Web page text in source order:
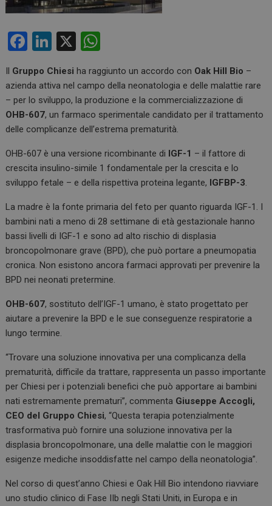
F
ce
b
o
o
k
Li
ke
dI
n
X
at
s
A
p
p
Il Gruppo Chiesi ha raggiunto un accordo con Oak Hill Bio –
azienda attiva nel campo della neonatologia e delle malattie rare
– per lo sviluppo, la produzione e la commercializzazione di
OHB-607, un farmaco sperimentale candidato per il trattamento
delle complicanze dell’estrema prematurità.
OHB-607 è una versione ricombinante di IGF-1 – il fattore di
crescita insulino-simile 1 fondamentale per la crescita e lo
sviluppo fetale – e della rispettiva proteina legante, IGFBP-3.
La madre è la fonte primaria del feto per quanto riguarda IGF-1. I
bambini nati a meno di 28 settimane di età gestazionale hanno
bassi livelli di IGF-1 e sono ad alto rischio di displasia
broncopolmonare grave (BPD), che può portare a pneumopatia
cronica. Non esistono ancora farmaci approvati per prevenire la
BPD nei neonati pretermine.
OHB-607, sostituto dell’IGF-1 umano, è stato progettato per
aiutare a prevenire la BPD e le sue conseguenze respiratorie a
lungo termine.
“Trovare una soluzione innovativa per una complicanza della
prematurità, difficile da trattare, rappresenta un passo importante
per Chiesi per i potenziali benefici che può apportare ai bambini
nati estremamente prematuri”, commenta Giuseppe Accogli,
CEO del Gruppo Chiesi, “Questa terapia potenzialmente
trasformativa può fornire una soluzione innovativa per la
displasia broncopolmonare, una delle malattie con le maggiori
esigenze mediche insoddisfatte nel campo della neonatologia”.
Nel corso di quest’anno Chiesi e Oak Hill Bio intendono riavviare
uno studio clinico di Fase IIb negli Stati Uniti, in Europa e in